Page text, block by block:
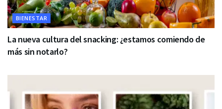
BIENESTAR
La nueva cultura del snacking: ¿estamos comiendo de
más sin notarlo?